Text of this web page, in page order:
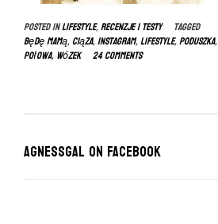
Posted inLIFESTYLE,RECENZJE I TESTY
Tagged
będę mamą,ciąza,instagram,lifestyle,poduszka,
połowa,wózek 24 Comments
Agnessgal on Facebook